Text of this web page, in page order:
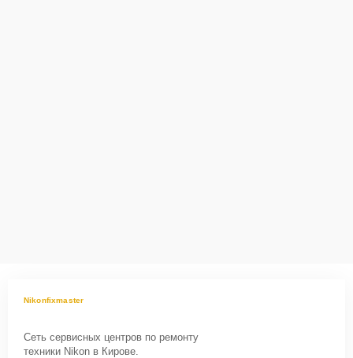
Nikonfixmaster
Сеть сервисных центров по ремонту
техники Nikon в Кирове.